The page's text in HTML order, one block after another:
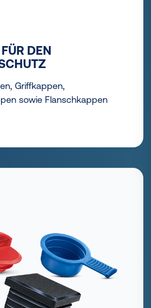
DEN
Griffkappen,
sowie Flanschkappen